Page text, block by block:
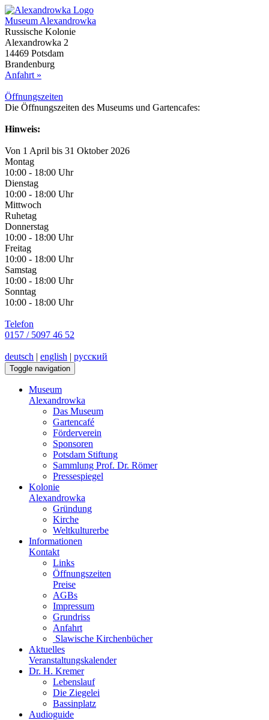
Museum Alexandrowka
Russische Kolonie
Alexandrowka 2
14469 Potsdam
Brandenburg
Anfahrt »
Öffnungs­zeiten
Die Öffnungszeiten des Museums und Gartencafes:
Hinweis:
Von 1 April bis 31 Oktober 2026
Montag
10:00 - 18:00 Uhr
Dienstag
10:00 - 18:00 Uhr
Mittwoch
Ruhetag
Donnerstag
10:00 - 18:00 Uhr
Freitag
10:00 - 18:00 Uhr
Samstag
10:00 - 18:00 Uhr
Sonntag
10:00 - 18:00 Uhr
Telefon
0157 / 5097 46 52
deutsch | english | русский
Toggle navigation
Museum
Alexandrowka
Das Museum
Gartencafé
Förderverein
Sponsoren
Potsdam Stiftung
Sammlung Prof. Dr. Römer
Pressespiegel
Kolonie
Alexandrowka
Gründung
Kirche
Weltkulturerbe
Informationen
Kontakt
Links
Öffnungszeiten
Preise
AGBs
Impressum
Grundriss
Anfahrt
Slawische Kirchenbücher
Aktuelles
Veranstaltungskalender
Dr. H. Kremer
Lebenslauf
Die Ziegelei
Bassinplatz
Audioguide